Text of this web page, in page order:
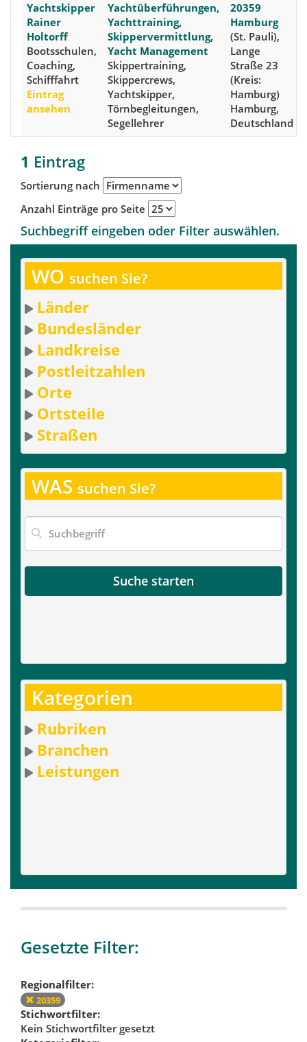
Yachtskipper
Rainer
Holtorff
Bootsschulen,
Coaching,
Schifffahrt
Eintrag
ansehen
Yachtüberführungen,
Yachttraining,
Skippervermittlung,
Yacht Management
Skippertraining,
Skippercrews,
Yachtskipper,
Törnbegleitungen,
Segellehrer
20359
Hamburg
(St. Pauli),
Lange
Straße 23
(Kreis:
Hamburg)
Hamburg,
Deutschland
1 Eintrag
Sortierung nach
Anzahl Einträge pro Seite
Suchbegriff eingeben oder Filter auswählen.
WO suchen Sie?
Länder
Bundesländer
Landkreise
Postleitzahlen
Orte
Ortsteile
Straßen
WAS suchen Sie?
Suche starten
Kategorien
Rubriken
Branchen
Leistungen
Gesetzte Filter:
Regionalfilter:
20359
Stichwortfilter:
Kein Stichwortfilter gesetzt